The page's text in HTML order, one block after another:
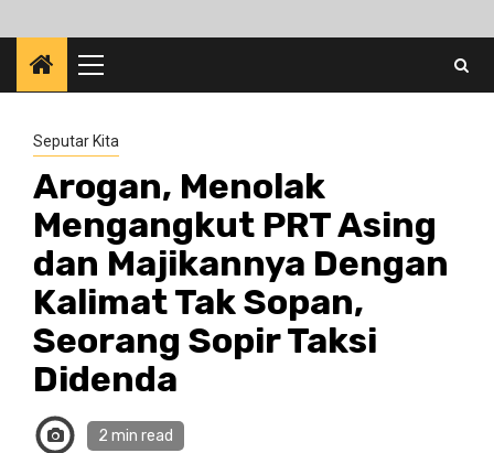
Primary
Menu
Seputar Kita
Arogan, Menolak
Mengangkut PRT Asing
dan Majikannya Dengan
Kalimat Tak Sopan,
Seorang Sopir Taksi
Didenda
2 min read